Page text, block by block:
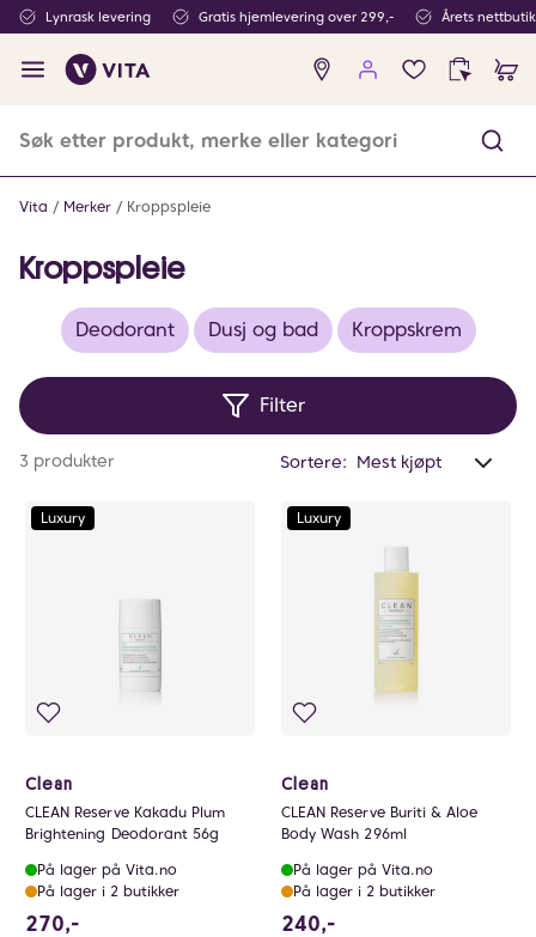
Lynrask levering Gratis hjemlevering over 299,- Årets
Ingen
produkter
Vita Merker Kroppspleie
Kroppspleie
Deodorant Dusj og bad Kroppskrem
Filter
3 produkter Sortere:
Luxury
Clean
CLEAN Reserve Kakadu Plum
Brightening Deodorant 56g
På lager på Vita.no
På lager i 2 butikker
270,-
Luxury
Clean
CLEAN Reserve Buriti & Aloe
Body Wash 296ml
På lager på Vita.no
På lager i 2 butikker
240,-